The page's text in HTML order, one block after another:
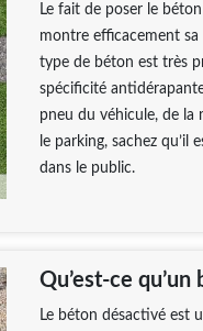
Le fait de poser le
montre efficacement sa
type de béton est très
spécificité
pneu du véhicule, de la
le parking, sachez
dans le public.
Qu’est-ce
Le béton désactivé est